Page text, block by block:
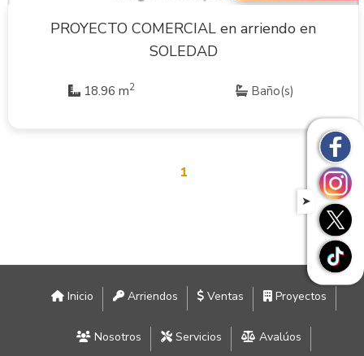
PROYECTO COMERCIAL en arriendo en
SOLEDAD
18.96 m2 Baño(s)
1
Inicio Arriendos Ventas Proyectos
Nosotros Servicios Avalúos
➤